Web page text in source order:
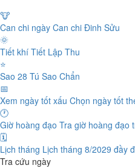
🐮
Can chi ngày Can chi Đinh Sửu
🌞
Tiết khí Tiết Lập Thu
⭐
Sao 28 Tú Sao Chẩn
📅
Xem ngày tốt xấu Chọn ngày tốt
🕐
Giờ hoàng đạo Tra giờ hoàng đạo
🗓️
Lịch tháng Lịch tháng 8/2029 đầy
Tra cứu ngày